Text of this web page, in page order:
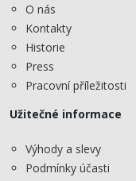
O nás
Kontakty
Historie
Press
Pracovní příležitosti
Užitečné informace
Výhody a slevy
Podmínky účasti